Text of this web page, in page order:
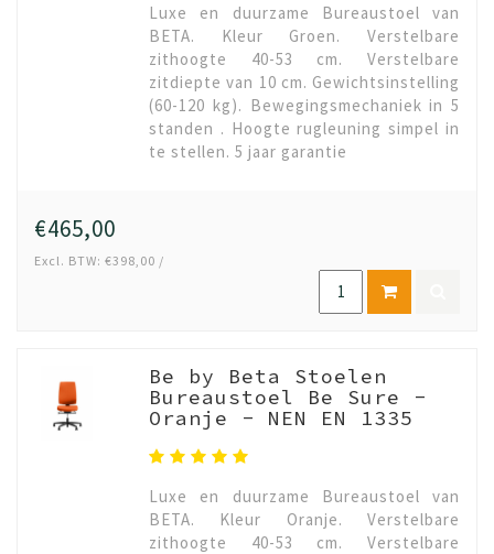
Luxe en duurzame Bureaustoel van
BETA. Kleur Groen. Verstelbare
zithoogte 40-53 cm. Verstelbare
zitdiepte van 10 cm. Gewichtsinstelling
(60-120 kg). Bewegingsmechaniek in 5
standen . Hoogte rugleuning simpel in
te stellen. 5 jaar garantie
€465,00
Excl. BTW: €398,00 /
Be by Beta Stoelen
Bureaustoel Be Sure -
Oranje - NEN EN 1335
Luxe en duurzame Bureaustoel van
BETA. Kleur Oranje. Verstelbare
zithoogte 40-53 cm. Verstelbare